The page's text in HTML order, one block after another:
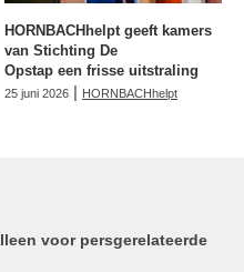
HORNBACHhelpt geeft kamers
van Stichting De
Opstap een frisse uitstraling
25 juni 2026 | HORNBACHhelpt
voor persgerelateerde